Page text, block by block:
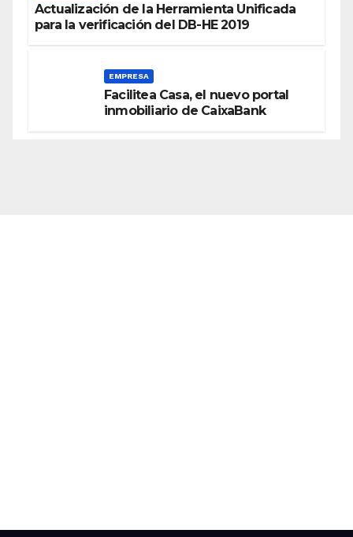
Actualización de la Herramienta Unificada
para la verificación del DB-HE 2019
EMPRESA
Facilitea Casa, el nuevo portal
inmobiliario de CaixaBank